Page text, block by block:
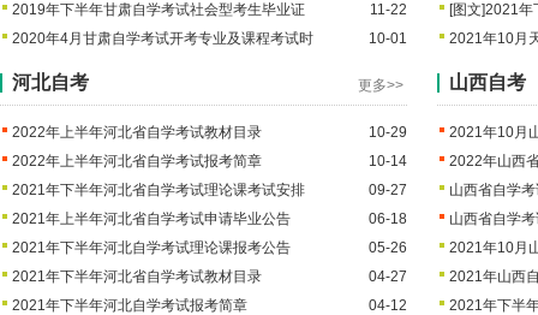
2019年下半年甘肃自学考试社会型考生毕业证
11-22
2020年4月甘肃自学考试开考专业及课程考试时
10-01
[图文]2021年
2021年10月
河北自考 更多>>
2022年上半年河北省自学考试教材目录
10-29
2022年上半年河北省自学考试报考简章
10-14
2021年下半年河北省自学考试理论课考试安排
09-27
2021年上半年河北省自学考试申请毕业公告
06-18
2021年下半年河北自学考试理论课报考公告
05-26
2021年下半年河北省自学考试教材目录
04-27
2021年下半年河北自学考试报考简章
04-12
山西自考
2021年10月
2022年山西
山西省自学
山西省自学
2021年10月
2021年山西
2021年下半